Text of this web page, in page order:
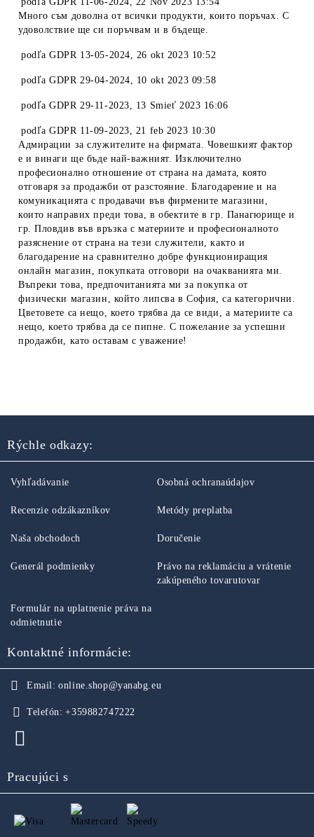
Много съм доволна от всички продукти, които поръчах. С
удоволствие ще си поръчвам и в бъдеще.
podľaGDPR 13-05-2024, 26 okt 2023 10:52
podľaGDPR 29-04-2024, 10 okt 2023 09:58
podľaGDPR 29-11-2023, 13 Smieť 2023 16:06
podľaGDPR 11-09-2023, 21 feb 2023 10:30
Адмирации за служителите на фирмата. Човешкият фактор
е и винаги ще бъде най-важният. Изключително
професионално отношение от страна на дамата, която
отговаря за продажби от разстояние. Благодарение и на
комуникацията с продавачи във фирмените магазини,
които направих преди това, в обектите в гр. Панагюрище и
гр. Пловдив във връзка с материите и професионалното
разяснение от страна на тези служители, както и
благодарение на сравнително добре функциониращия
онлайн магазин, покупката отговори на очакванията ми.
Въпреки това, предпочитанията ми за покупка от
физически магазин, който липсва в София, са категорични.
Цветовете са нещо, което трябва да се види, а материите са
нещо, което трябва да се пипне. С пожелание за успешни
продажби, като оставам с уважение!
Rýchle odkazy:
Vyhľadávanie
Recenzie odzákazníkov
Naša obchodoch
Generál podmienky
Osobná ochranaúdajov
Metódy preplatba
Doručenie
Právo na reklamáciu a vrátenie
zakúpeného tovarutovar
Formulár na uplatnenie práva na
odmietnutie
Kontaktné informácie:
Email: online.shop@yanabg.eu
Telefón: +359882747222
Pracujúci s